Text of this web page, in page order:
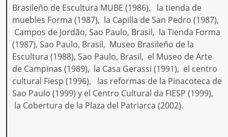
Brasileño de Escultura MUBE (1986), la tienda de
muebles Forma (1987), la Capilla de San Pedro (1987),
Campos de Jordão, Sao Paulo, Brasil, la Tienda Forma
(1987), Sao Paulo, Brasil, Museo Brasileño de la
Escultura (1988), Sao Paulo, Brasil, el Museo de Arte
de Campinas (1989), la Casa Gerassi (1991), el centro
cultural Fiesp (1996), las reformas de la Pinacoteca de
Sao Paulo (1999) y el Centro Cultural da FIESP (1999),
la Cobertura de la Plaza del Patriarca (2002).